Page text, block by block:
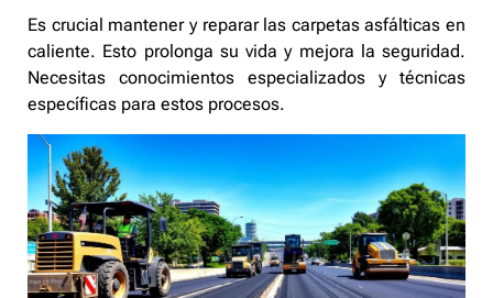
Es crucial mantener y reparar las carpetas asfálticas en
caliente. Esto prolonga su vida y mejora la seguridad.
Necesitas conocimientos especializados y técnicas
específicas para estos procesos.